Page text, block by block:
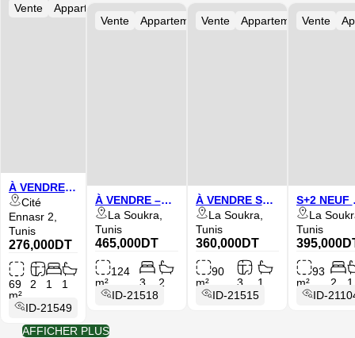
Vente Appartement
À VENDRE –
S+1 À
ENNASR 2
Cité
Ennasr 2,
Tunis
276,000DT
69
m²
2 1
1
ID-21549
Vente Appartement
À VENDRE –
APPARTEMENT
S+3 SUR PLAN
À LA
NOUVELLE
SOUKRA
La Soukra,
Tunis
465,000DT
124
m²
3
2
ID-21518
Vente Appartement
À VENDRE SUR
PLAN –
APPARTEMENT
S+2 À LA
NOUVELLE
SOUKRA
La Soukra,
Tunis
360,000DT
90
m²
3
1
ID-21515
Vente
S+2 NEUF
VENDRE À
LA
– DERNIER
ÉTAGE
La
Tunis
93
m²
2
1
ID-
AFFICHER PLUS